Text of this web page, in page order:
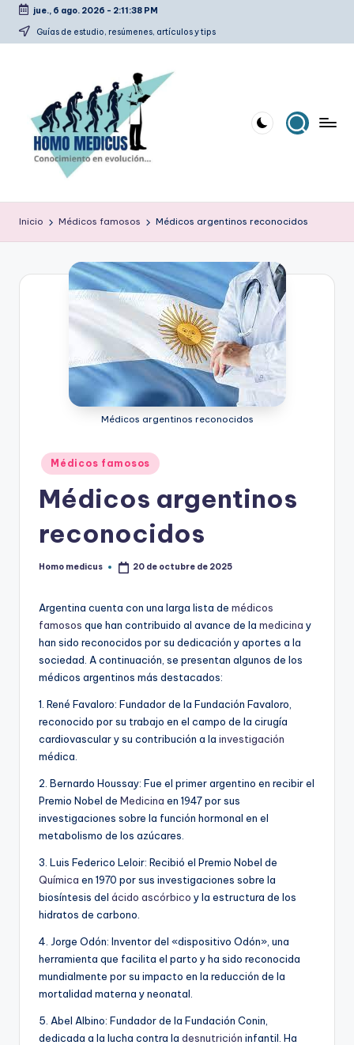
Saltar
jue., 6 ago. 2026 - 2:11:38 PM
Guías de estudio, resúmenes, artículos y tips
o
m
o
estudio,
artículos
Inicio Médicos famosos Médicos argentinos reconocidos
Médicos argentinos reconocidos
Publicado
en
Médicos famosos
Médicos argentinos
reconocidos
Publicado
Homo medicus 20 de octubre de 2025
Argentina cuenta con una larga lista de médicos
famosos que han contribuido al avance de la medicina y
han sido reconocidos por su dedicación y aportes a la
sociedad. A continuación, se presentan algunos de los
médicos argentinos más destacados:
1. René Favaloro: Fundador de la Fundación Favaloro,
reconocido por su trabajo en el campo de la cirugía
cardiovascular y su contribución a la investigación
médica.
2. Bernardo Houssay: Fue el primer argentino en recibir el
Premio Nobel de Medicina en 1947 por sus
investigaciones sobre la función hormonal en el
metabolismo de los azúcares.
3. Luis Federico Leloir: Recibió el Premio Nobel de
Química en 1970 por sus investigaciones sobre la
biosíntesis del ácido ascórbico y la estructura de los
hidratos de carbono.
4. Jorge Odón: Inventor del «dispositivo Odón», una
herramienta que facilita el parto y ha sido reconocida
mundialmente por su impacto en la reducción de la
mortalidad materna y neonatal.
5. Abel Albino: Fundador de la Fundación Conin,
dedicada a la lucha contra la desnutrición infantil. Ha